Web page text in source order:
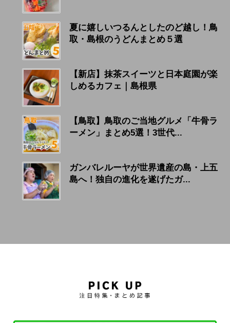
夏に嬉しいつるんとしたのど越し！鳥
取・島根のうどんまとめ５選
【新店】抹茶スイーツと日本庭園が楽
しめるカフェ｜島根県
【鳥取】鳥取のご当地グルメ「牛骨ラ
ーメン」まとめ5選！3世代...
ガンバレルーヤが世界遺産の島・上五
島へ！独自の進化を遂げたガ...